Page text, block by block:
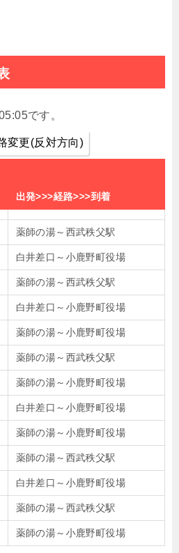
です。
変更(反対方向)
出発>>>経路>>>到着
薬師の湯～西武秩父駅
白井差口～小鹿野町役場
薬師の湯～西武秩父駅
白井差口～小鹿野町役場
薬師の湯～小鹿野町役場
薬師の湯～西武秩父駅
薬師の湯～小鹿野町役場
白井差口～小鹿野町役場
薬師の湯～小鹿野町役場
薬師の湯～西武秩父駅
白井差口～小鹿野町役場
薬師の湯～西武秩父駅
薬師の湯～小鹿野町役場